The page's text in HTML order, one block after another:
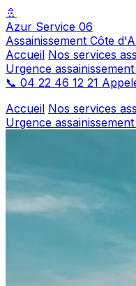
🚿
Azur Service 06
Assainissement Côte
Accueil Nos services
Urgence
📞 04 22 46 12 21
Accueil Nos services
Urgence